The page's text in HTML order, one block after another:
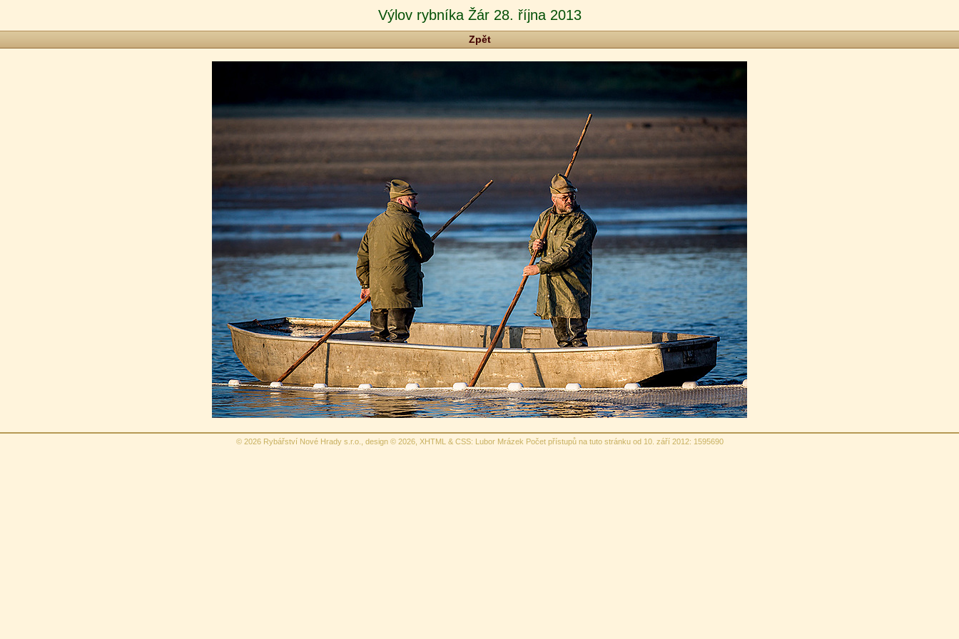
Výlov rybníka Žár 28. října 2013
Zpět
© 2026 Rybářství Nové Hrady s.r.o., design © 2026, XHTML & CSS: Lubor Mrázek Počet přístupů na tuto stránku od 10. září 2012: 1595690